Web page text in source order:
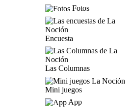
Fotos
Encuesta
Las Columnas
Mini juegos
App